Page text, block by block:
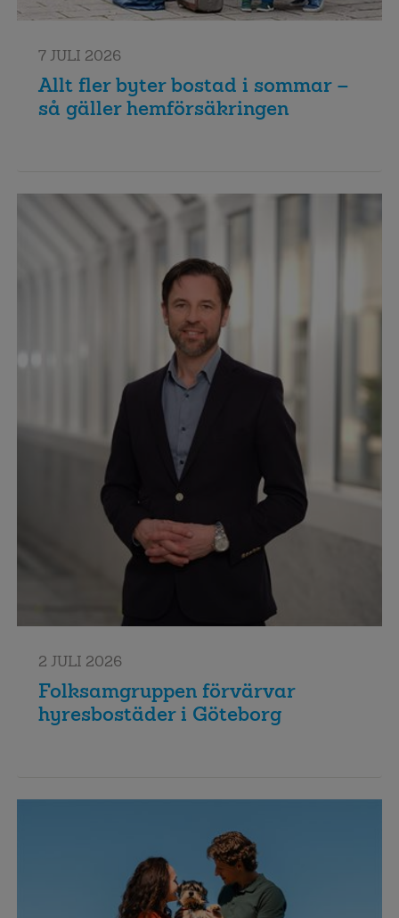
7 JULI 2026
Allt fler byter bostad i sommar –
så gäller hemförsäkringen
2 JULI 2026
Folksamgruppen förvärvar
hyresbostäder i Göteborg